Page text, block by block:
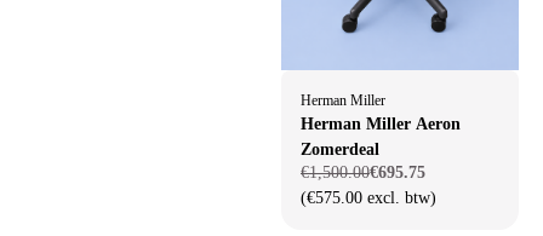
Herman Miller
Herman Miller Aeron
Zomerdeal
€1,500.00€695.75
(€575.00 excl. btw)